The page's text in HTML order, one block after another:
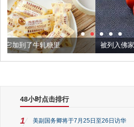
被列入佛家七宝的它到底有多美
48小时点击排行
1 美副国务卿将于7月25日至26日访华